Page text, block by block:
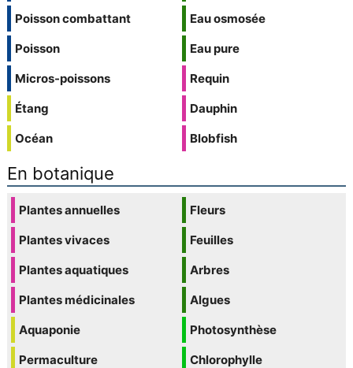
Poisson combattant
Poisson
Micros-poissons
Étang
Océan
Eau osmosée
Eau pure
Requin
Dauphin
Blobfish
En botanique
Plantes annuelles
Plantes vivaces
Plantes aquatiques
Plantes médicinales
Aquaponie
Permaculture
Fleurs
Feuilles
Arbres
Algues
Photosynthèse
Chlorophylle